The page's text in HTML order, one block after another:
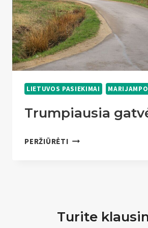
LIETUVOS PASIEKIMAI
Trumpiausia
PERŽIŪRĖTITRUMPIAUSIA
Turite